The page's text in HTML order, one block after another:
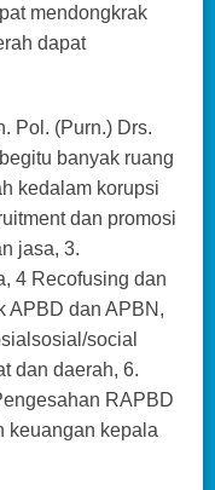
mendongkrak
dapat
Pol. (Purn.) Drs.
banyak ruang
kedalam korupsi
dan promosi
jasa, 3.
4 Recofusing dan
APBD dan APBN,
social
dan daerah, 6.
RAPBD
keuangan kepala